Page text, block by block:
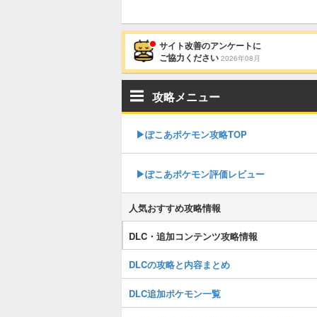
サイト改善のアンケートに
ご協力ください 2026年08月
攻略メニュー
▶︎ぽこあポケモン攻略TOP
▶︎ぽこあポケモン評価レビュー
人気おすすめ攻略情報
DLC・追加コンテンツ攻略情報
DLCの攻略と内容まとめ
DLC追加ポケモン一覧